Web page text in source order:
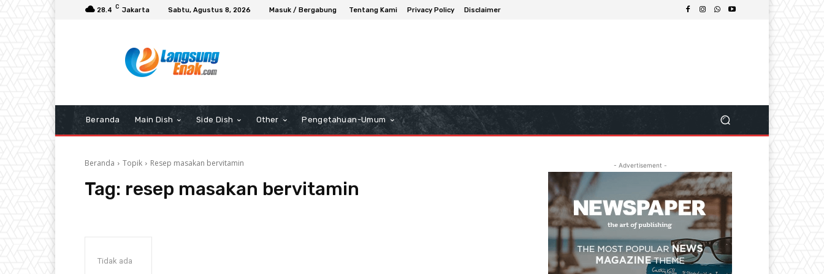
28.4 C Jakarta Sabtu, Agustus 8, 2026 Masuk / Bergabung Tentang Kami Privacy Policy Disclaimer
Beranda Main Dish Side Dish Other Pengetahuan-Umum
Beranda Topik Resep masakan bervitamin
Tag: resep masakan bervitamin
Tidak ada
- Advertisement -